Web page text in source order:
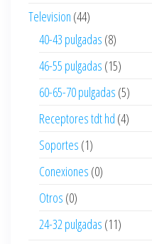
Television (44)
40-43 pulgadas (8)
46-55 pulgadas (15)
60-65-70 pulgadas (5)
Receptores tdt hd (4)
Soportes (1)
Conexiones (0)
Otros (0)
24-32 pulgadas (11)